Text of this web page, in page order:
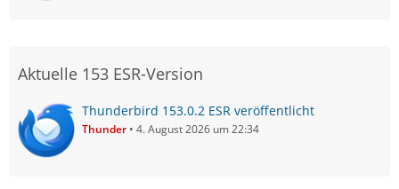
Aktuelle 153 ESR-Version
Thunderbird 153.0.2 ESR veröffentlicht
Thunder 4. August 2026 um 22:34